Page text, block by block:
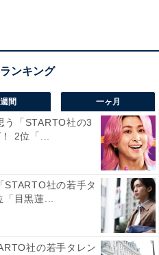
「梅田駅」エリア。地下鉄
帯はJR北新地駅やその他の
周辺は百貨店や大型商業施
街となっており昼夜問わず
です。
大阪梅田駅、東梅田駅、西
間 一ヶ月
う「STARTO社の3
2位「...
STARTO社の若手タ
目黒蓮...
社の若手タレン